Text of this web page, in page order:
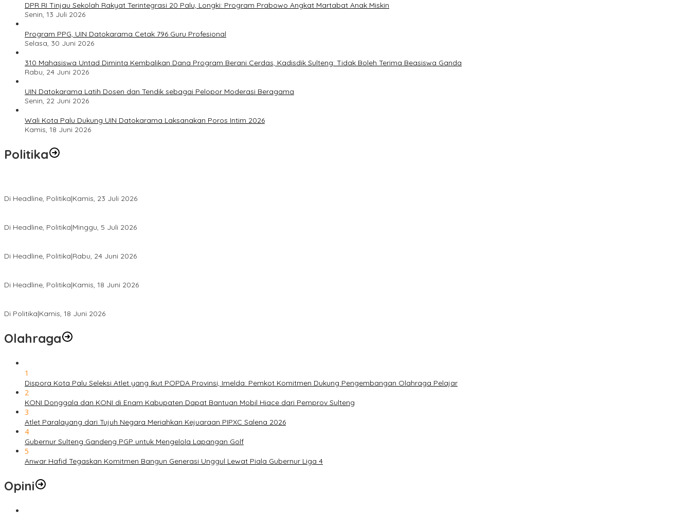
DPR RI Tinjau Sekolah Rakyat Terintegrasi 20 Palu, Longki: Program Prabowo Angkat Martabat Anak Miskin
Senin, 13 Juli 2026
Program PPG, UIN Datokarama Cetak 796 Guru Profesional
Selasa, 30 Juni 2026
310 Mahasiswa Untad Diminta Kembalikan Dana Program Berani Cerdas, Kadisdik Sulteng: Tidak Boleh Terima Beasiswa Ganda
Rabu, 24 Juni 2026
UIN Datokarama Latih Dosen dan Tendik sebagai Pelopor Moderasi Beragama
Senin, 22 Juni 2026
Wali Kota Palu Dukung UIN Datokarama Laksanakan Poros Intim 2026
Kamis, 18 Juni 2026
Politika
Di Headline, Politika|Kamis, 23 Juli 2026
Di Headline, Politika|Minggu, 5 Juli 2026
Di Headline, Politika|Rabu, 24 Juni 2026
Di Headline, Politika|Kamis, 18 Juni 2026
Di Politika|Kamis, 18 Juni 2026
Olahraga
1
Dispora Kota Palu Seleksi Atlet yang Ikut POPDA Provinsi, Imelda: Pemkot Komitmen Dukung Pengembangan Olahraga Pelajar
2
KONI Donggala dan KONI di Enam Kabupaten Dapat Bantuan Mobil Hiace dari Pemprov Sulteng
3
Atlet Paralayang dari Tujuh Negara Meriahkan Kejuaraan PIPXC Salena 2026
4
Gubernur Sulteng Gandeng PGP untuk Mengelola Lapangan Golf
5
Anwar Hafid Tegaskan Komitmen Bangun Generasi Unggul Lewat Piala Gubernur Liga 4
Opini